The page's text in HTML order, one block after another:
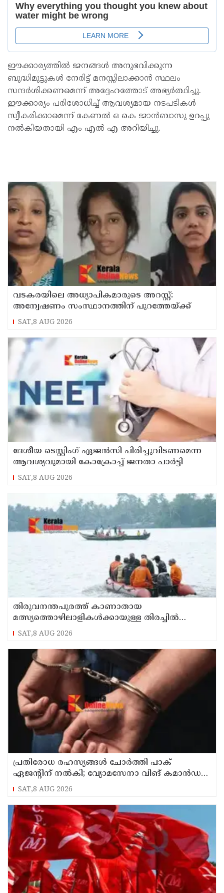
ഈക്കാര്യത്തിൽ ജനങ്ങൾ അനുഭവിക്കുന്ന
ബുദ്ധിമുട്ടുകൾ നേരിട്ട് മനസ്സിലാക്കാൻ സ്ഥലം
സന്ദർശിക്കണമെന്ന് അദ്ദേഹത്തോട് അഭ്യർത്ഥിച്ചു.
ഈക്കാര്യം പരിശോധിച്ച് ആവശ്യമായ നടപടികൾ
സ്വീകരിക്കാമെന്ന് കേണൽ ഒ കെ ജാൻബാസു ഉറപ്പു
നൽകിയതായി എം എൽ എ അറിയിച്ചു.
വടകരയിലെ അധ്യാപികമാരുടെ അറസ്റ്റ്:
അന്വേഷണം സംസ്ഥാനത്തിന് പുറത്തേയ്ക്ക്
SAT,8 AUG 2026
ദേശീയ ടെസ്റ്റിംഗ് ഏജന്‍സി പിരിച്ചുവിടണമെന്ന
ആവശ്യവുമായി കോക്രോച്ച് ജനതാ പാര്‍ട്ടി
SAT,8 AUG 2026
തിരുവനന്തപുരത്ത് കാണാതായ
മത്സ്യത്തൊഴിലാളികള്‍ക്കായുള്ള തിരച്ചില്‍
പുലര്‍ച്ചെ തുടങ്ങി
SAT,8 AUG 2026
പ്രതിരോധ രഹസ്യങ്ങള്‍ ചോര്‍ത്തി പാക്
ഏജന്റിന് നല്‍കി; വ്യോമസേനാ വിങ് കമാന്‍ഡര്‍
അറസ്റ്റില്‍
SAT,8 AUG 2026